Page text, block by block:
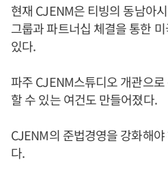
현재 CJENM은 티빙의 동남아
그룹과 파트너십 체결을 통한
있다.
파주 CJENM스튜디오 개관으
할 수 있는 여건도 만들어졌다.
CJENM의 준법경영을 강화해
다.